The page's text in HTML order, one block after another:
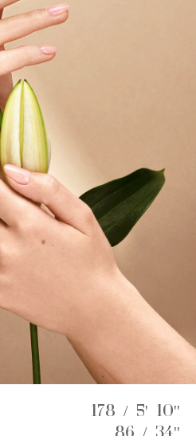
178 / 5' 10''